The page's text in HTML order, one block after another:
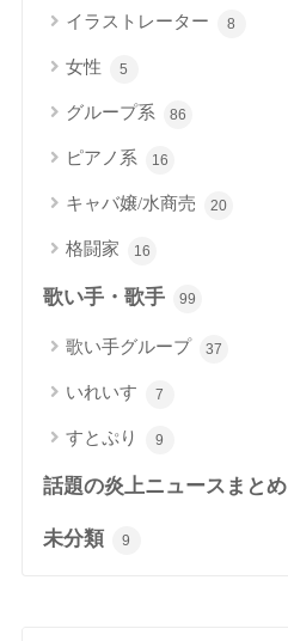
イラストレーター 8
女性 5
グループ系 86
ピアノ系 16
キャバ嬢/水商売 20
格闘家 16
歌い手・歌手 99
歌い手グループ 37
いれいす 7
すとぷり 9
話題の炎上ニュースまとめ
未分類 9